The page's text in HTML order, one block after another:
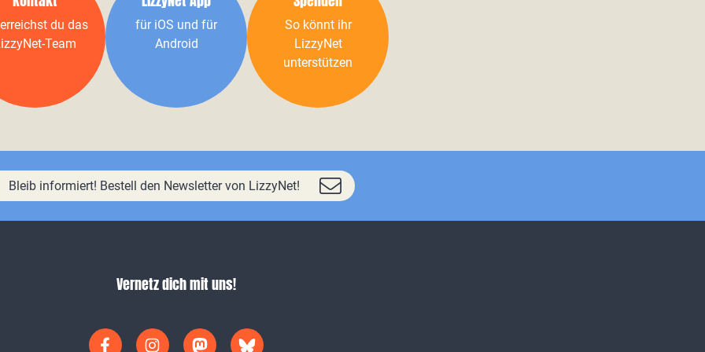
du das
Team
für iOS und für
Android
So könnt ihr
LizzyNet
unterstützen
Bleib informiert! Bestell den Newsletter von LizzyNet!
Vernetz dich mit uns!